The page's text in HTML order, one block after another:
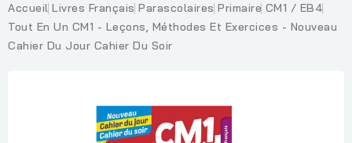
Accueil Livres Français Parascolaires Primaire CM1 / EB4
Tout En Un CM1 - Leçons, Méthodes Et Exercices - Nouveau
Cahier Du Jour Cahier Du Soir